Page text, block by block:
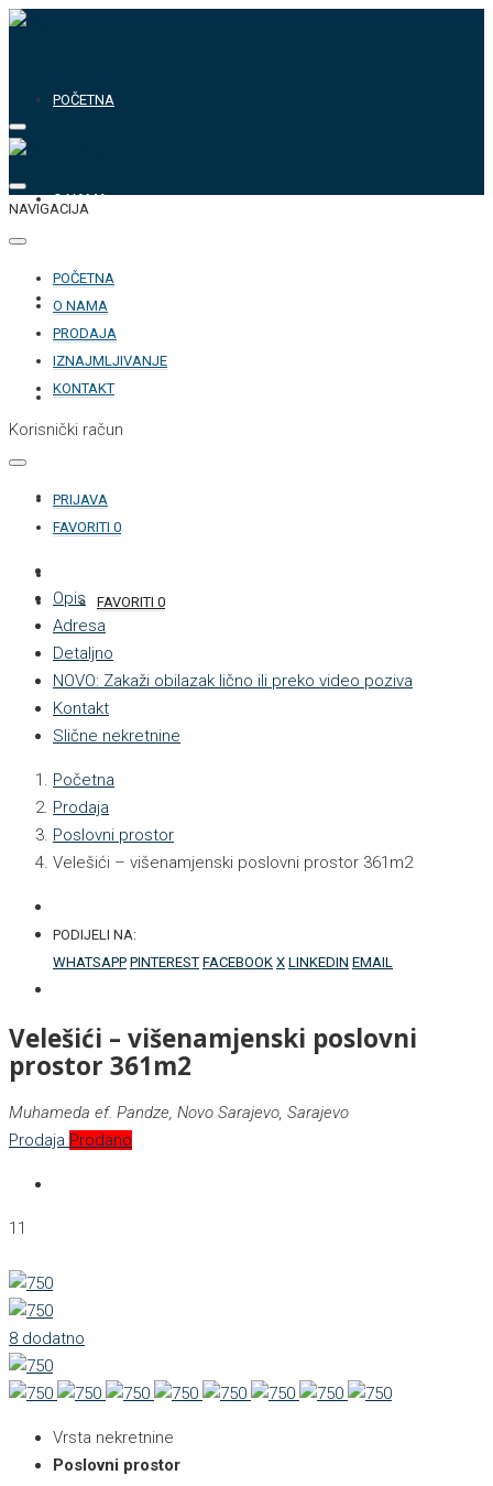
POČETNA
O NAMA
PRODAJA
IZNAJMLJIVANJE
KONTAKT
FAVORITI 0
NAVIGACIJA
POČETNA
O NAMA
PRODAJA
IZNAJMLJIVANJE
KONTAKT
Korisnički račun
PRIJAVA
FAVORITI 0
Opis
Adresa
Detaljno
NOVO: Zakaži obilazak lično ili preko video poziva
Kontakt
Slične nekretnine
Početna
Prodaja
Poslovni prostor
Velešići – višenamjenski poslovni prostor 361m2
PODIJELI NA:
WHATSAPP PINTEREST FACEBOOK X LINKEDIN EMAIL
Velešići – višenamjenski poslovni
prostor 361m2
Muhameda ef. Pandze, Novo Sarajevo, Sarajevo
Prodaja Prodano
11
8 dodatno
Vrsta nekretnine
Poslovni prostor